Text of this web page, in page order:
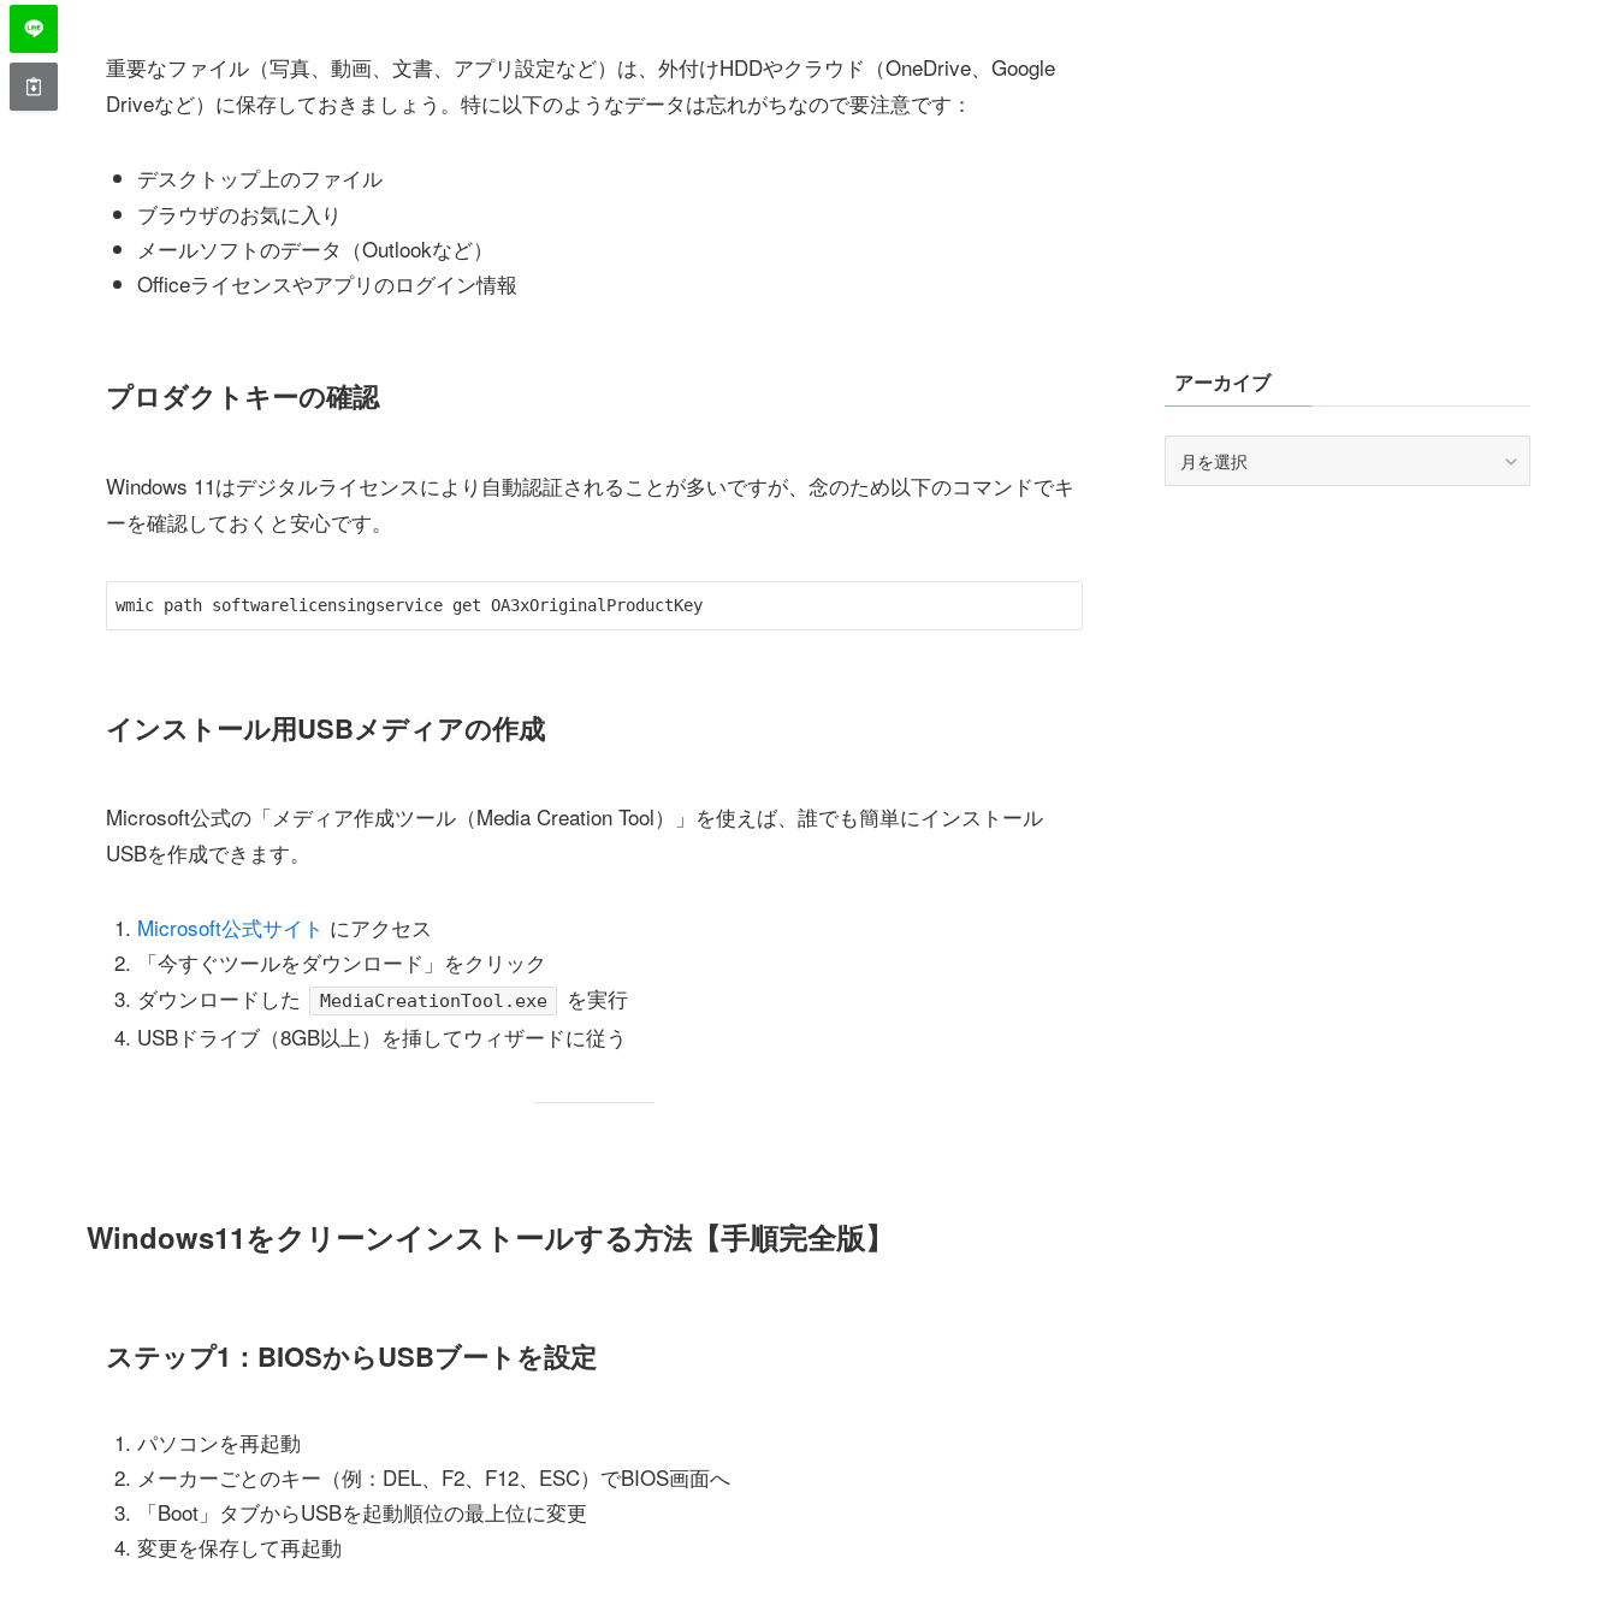
重要なファイル（写真、動画、文書、アプリ設定など）は、外付けHDDやクラウド（OneDrive、Google
Driveなど）に保存しておきましょう。特に以下のようなデータは忘れがちなので要注意です：
デスクトップ上のファイル
ブラウザのお気に入り
メールソフトのデータ（Outlookなど）
Officeライセンスやアプリのログイン情報
プロダクトキーの確認
Windows 11はデジタルライセンスにより自動認証されることが多いですが、念のため以下のコマンドでキ
ーを確認しておくと安心です。
インストール用USBメディアの作成
Microsoft公式の「メディア作成ツール（Media Creation Tool）」を使えば、誰でも簡単にインストール
USBを作成できます。
Microsoft公式サイト にアクセス
「今すぐツールをダウンロード」をクリック
ダウンロードした
MediaCreationTool.exe
を実行
USBドライブ（8GB以上）を挿してウィザードに従う
Windows11をクリーンインストールする方法【手順完全版】
ステップ1：BIOSからUSBブートを設定
パソコンを再起動
メーカーごとのキー（例：DEL、F2、F12、ESC）でBIOS画面へ
「Boot」タブからUSBを起動順位の最上位に変更
変更を保存して再起動
アーカイブ